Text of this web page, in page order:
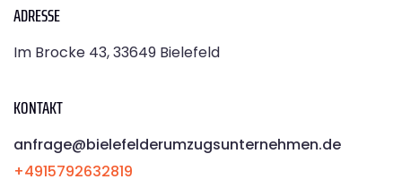
ADRESSE
Im Brocke 43, 33649 Bielefeld
KONTAKT
anfrage@bielefelderumzugsunternehmen.de
+4915792632819